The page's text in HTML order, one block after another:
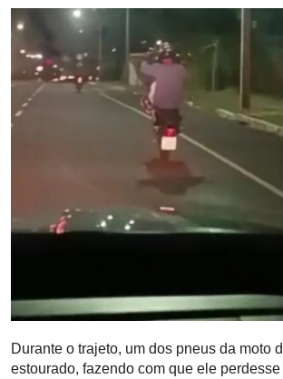
Durante o trajeto, um dos pneus da moto
estourado, fazendo com que ele